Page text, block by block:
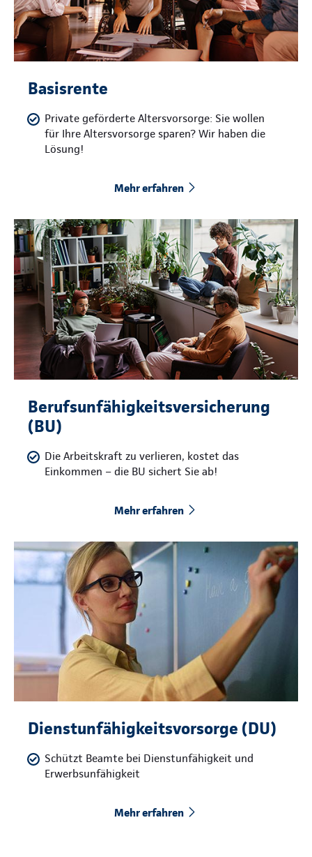
Basisrente
Private geförderte Altersvorsorge: Sie wollen
für Ihre Altersvorsorge sparen? Wir haben die
Lösung!
Mehr erfahren
Berufsunfähigkeitsversicherung
(BU)
Die Arbeitskraft zu verlieren, kostet das
Einkommen – die BU sichert Sie ab!
Mehr erfahren
Dienstunfähigkeitsvorsorge (DU)
Schützt Beamte bei Dienstunfähigkeit und
Erwerbsunfähigkeit
Mehr erfahren